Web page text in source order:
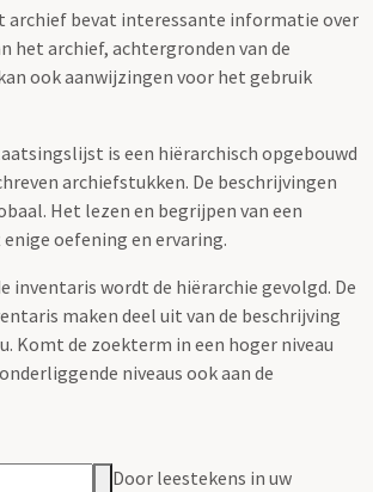
archief bevat interessante informatie over
het archief, achtergronden van de
ook aanwijzingen voor het gebruik
is een hiërarchisch opgebouwd
archiefstukken. De beschrijvingen
Het lezen en begrijpen van een
oefening en ervaring.
inventaris wordt de hiërarchie gevolgd. De
maken deel uit van de beschrijving
Komt de zoekterm in een hoger niveau
niveaus ook aan de
Door leestekens in uw